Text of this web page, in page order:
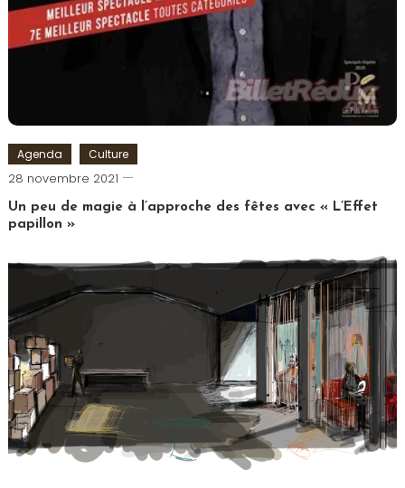
Agenda Culture
28 novembre 2021
Cédric
Cilia
Un peu de magie à l’approche des fêtes avec « L’Effet
papillon »
Comédie
Michel
L'Effet
Papillon,
Mentaliste
,
Théâtre